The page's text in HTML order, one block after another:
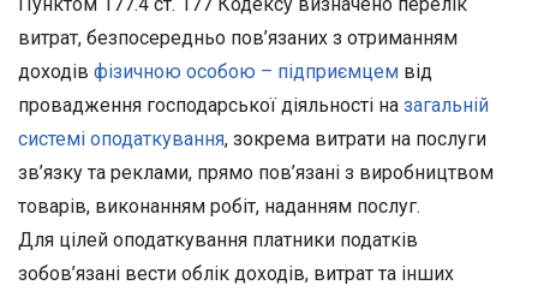
витрат, безпосередньо пов’язаних з отриманням
доходів фізичною особою – підприємцем від
провадження господарської діяльності на загальній
системі оподаткування, зокрема витрати на послуги
зв’язку та реклами, прямо пов’язані з виробництвом
товарів, виконанням робіт, наданням послуг.
Для цілей оподаткування платники податків
зобов’язані вести облік доходів, витрат та інших